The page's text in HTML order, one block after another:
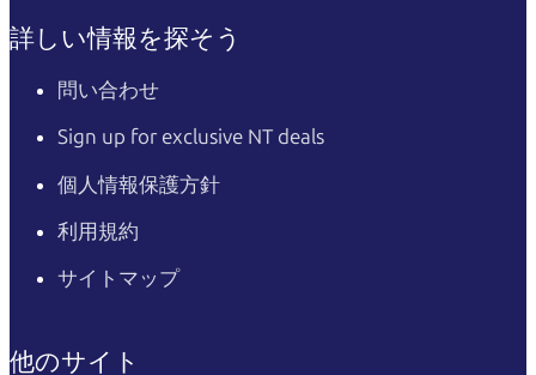
詳しい情報を探そう
問い合わせ
Sign up for exclusive NT deals
個人情報保護方針
利用規約
サイトマップ
他のサイト